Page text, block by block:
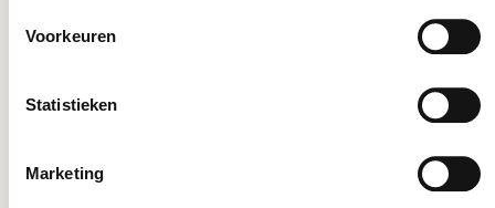
Voorkeuren
Statistieken
Marketing